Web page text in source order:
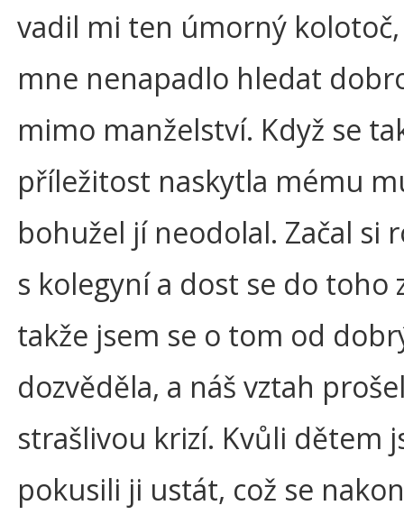
vadil mi ten úmorný
mne nenapadlo hledat
mimo manželství. Když se
příležitost naskytla mému
bohužel jí neodolal. Začal si
s kolegyní a dost se do toho
takže jsem se o tom od
dozvěděla, a náš vztah
strašlivou krizí. Kvůli dětem
pokusili ji ustát, což se